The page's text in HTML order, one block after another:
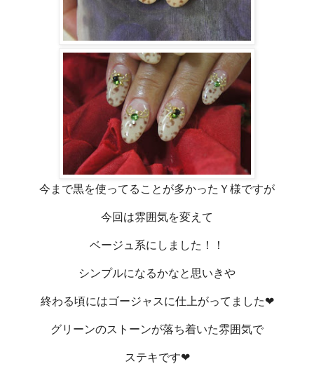
今まで黒を使ってることが多かったＹ様ですが
今回は雰囲気を変えて
ベージュ系にしました！！
シンプルになるかなと思いきや
終わる頃にはゴージャスに仕上がってました❤
グリーンのストーンが落ち着いた雰囲気で
ステキです❤